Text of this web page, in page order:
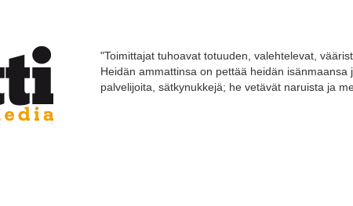
"Toimittajat tuhoavat totuuden, valehtelevat,
Heidän ammattinsa on pettää heidän
palvelijoita, sätkynukkejä; he vetävät naruista ja